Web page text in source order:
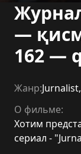
—
162 —
Жанр:Jurnalist,
О фильме:
Хотим
сериал -